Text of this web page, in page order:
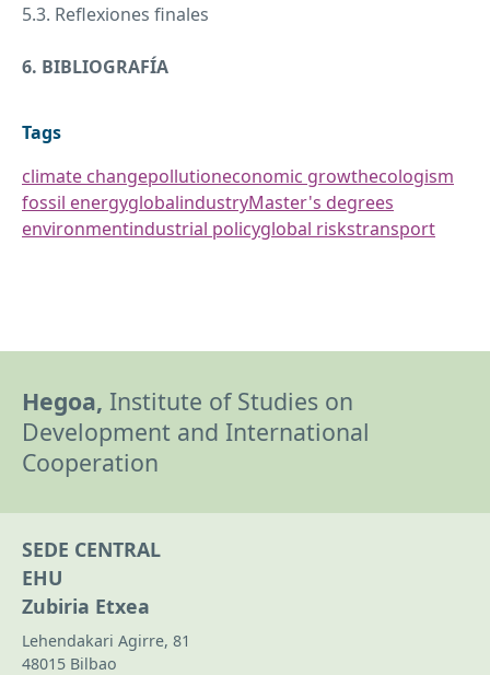
5.3. Reflexiones finales
6. BIBLIOGRAFÍA
Tags
climate changepollutioneconomic growthecologism
fossil energyglobalindustryMaster's degrees
environmentindustrial policyglobal riskstransport
Hegoa, Institute of Studies on
Development and International
Cooperation
SEDE CENTRAL
EHU
Zubiria Etxea
Lehendakari Agirre, 81
48015 Bilbao